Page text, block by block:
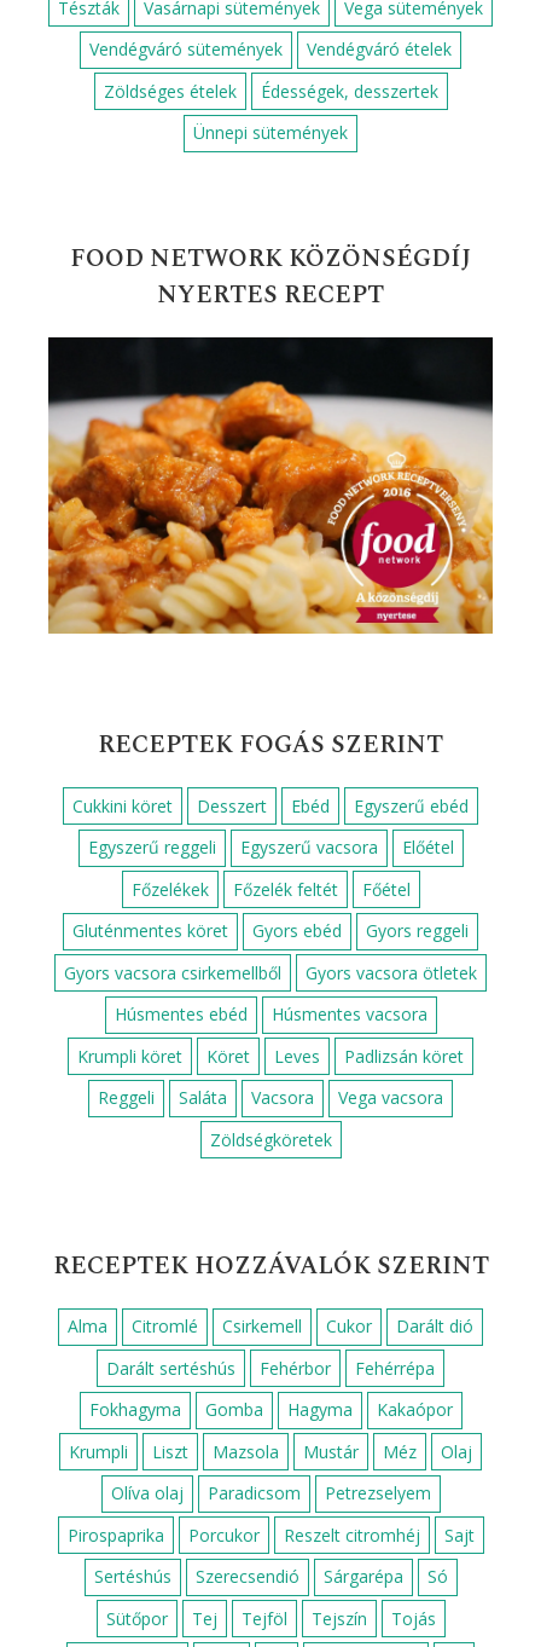
Tészták Vasárnapi sütemények
Vega sütemények
Vendégváró sütemények
Vendégváró ételek
Zöldséges ételek
Édességek, desszertek
Ünnepi sütemények
FOOD NETWORK KÖZÖNSÉGDÍJ
NYERTES RECEPT
RECEPTEK FOGÁS SZERINT
Cukkini köret Desszert Ebéd
Egyszerű ebéd
Egyszerű reggeli
Egyszerű vacsora
Előétel
Főzelékek
Főzelék feltét
Főétel
Gluténmentes köret
Gyors ebéd
Gyors reggeli
Gyors vacsora csirkemellből
Gyors vacsora ötletek
Húsmentes ebéd
Húsmentes vacsora
Krumpli köret
Köret Leves
Padlizsán köret
Reggeli
Saláta Vacsora
Vega vacsora
Zöldségköretek
RECEPTEK HOZZÁVALÓK SZERINT
Alma Citromlé Csirkemell Cukor
Darált dió
Darált sertéshús
Fehérbor
Fehérrépa
Fokhagyma
Gomba Hagyma
Kakaópor
Krumpli
Liszt Mazsola Mustár Méz
Olaj
Olíva olaj
Paradicsom
Petrezselyem
Pirospaprika
Porcukor Reszelt citromhéj
Sajt
Sertéshús
Szerecsendió Sárgarépa
Só
Sütőpor
Tej Tejföl Tejszín
Tojás